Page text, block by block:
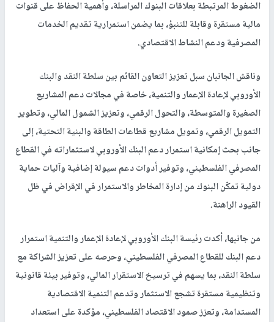
الضغوط المرتبطة بعلاقات البنوك المراسلة، وأهمية الحفاظ على قنوات
مالية مستقرة وقابلة للتنبؤ، بما يضمن استمرارية تقديم الخدمات
المصرفية ودعم النشاط الاقتصادي.
وناقش الجانبان سبل تعزيز التعاون القائم بين سلطة النقد والبنك
الأوروبي لإعادة الإعمار والتنمية، خاصة في مجالات دعم المشاريع
الصغيرة والمتوسطة، والتحول الرقمي، وتعزيز الشمول المالي، وتطوير
التمويل الرقمي، وتمويل مشاريع قطاعات الطاقة والبنية التحتية، إلى
جانب بحث إمكانية استمرار دعم البنك الأوروبي لاستثماراته في القطاع
المصرفي الفلسطيني، وتوفير أدوات دعم سيولة إضافية وآليات حماية
دولية تمكّن البنوك من إدارة المخاطر والاستمرار في الإقراض في ظل
القيود الراهنة.
من جانبها، أكدت رئيسة البنك الأوروبي لإعادة الإعمار والتنمية استمرار
دعم البنك للقطاع المصرفي الفلسطيني، وحرصه على تعزيز الشراكة مع
سلطة النقد، بما يسهم في ترسيخ الاستقرار المالي، وتوفير بيئة قانونية
وتنظيمية مستقرة تشجع الاستثمار وتدعم التنمية الاقتصادية
المستدامة، وتعزز صمود الاقتصاد الفلسطيني، مؤكدة على استعداد